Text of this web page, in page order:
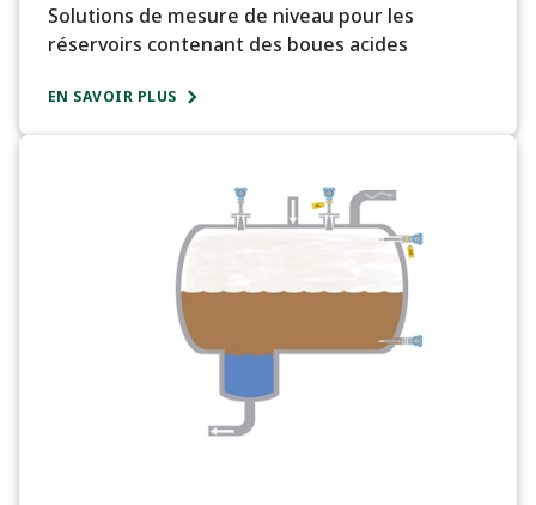
Solutions de mesure de niveau pour les
réservoirs contenant des boues acides
EN SAVOIR PLUS